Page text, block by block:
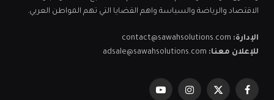
الاقتصاد والرياضة والسياسة واهم القضايا التي تهم المواطن العربي.
الإدارة: contact@sawahsolutions.com
للإعلان معنا: adsale@sawahsolutions.com
فيسبوكX
الانستغراميوتيوب